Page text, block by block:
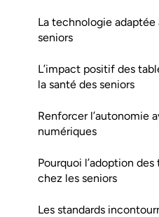
La technologie adaptée
seniors
L’impact positif des
la santé des seniors
Renforcer l’autonomie
numériques
Pourquoi l’adoption
chez les seniors
Les standards